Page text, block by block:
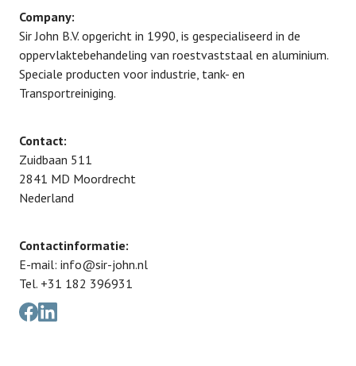
Company:
Sir John B.V. opgericht in 1990, is gespecialiseerd in de
oppervlaktebehandeling van roestvaststaal en aluminium.
Speciale producten voor industrie, tank- en
Transportreiniging.
Contact:
Zuidbaan 511
2841 MD Moordrecht
Nederland
Contactinformatie:
E-mail: info@sir-john.nl
Tel. +31 182 396931